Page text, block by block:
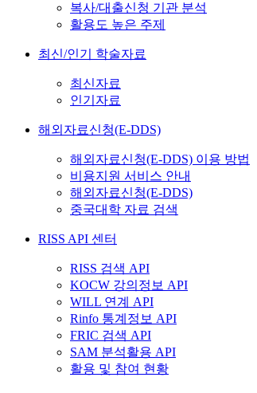
복사/대출신청 기관 분석
활용도 높은 주제
최신/인기 학술자료
최신자료
인기자료
해외자료신청(E-DDS)
해외자료신청(E-DDS) 이용 방법
비용지원 서비스 안내
해외자료신청(E-DDS)
중국대학 자료 검색
RISS API 센터
RISS 검색 API
KOCW 강의정보 API
WILL 연계 API
Rinfo 통계정보 API
FRIC 검색 API
SAM 분석활용 API
활용 및 참여 현황